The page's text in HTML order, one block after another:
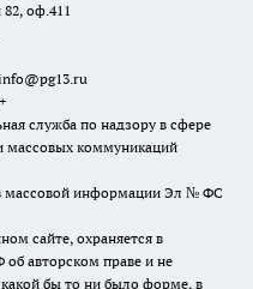
оф.411
служба по надзору в сфере
массовых коммуникаций
массовой информации Эл № ФС
сайте, охраняется в
об авторском праве и не
бы то ни было форме, в